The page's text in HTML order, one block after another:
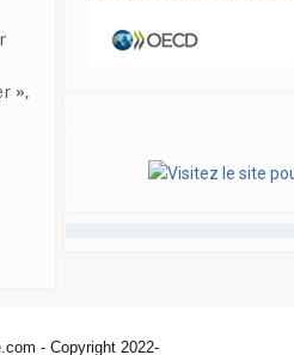
»,
- Copyright 2022-